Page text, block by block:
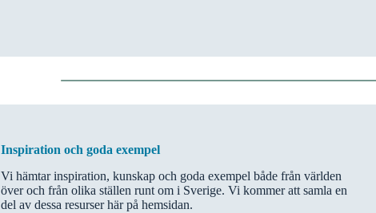
Inspiration och goda exempel
Vi hämtar inspiration, kunskap och goda exempel både från världen
över och från olika ställen runt om i Sverige. Vi kommer att samla en
del av dessa resurser här på hemsidan.